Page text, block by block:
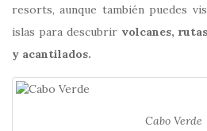
resorts, aunque también puedes
islas para descubrir volcanes,
y acantilados.
Cabo Verde